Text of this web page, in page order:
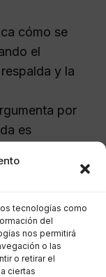
tecnologías como
del
nos permitirá
o las
o retirar el
ciertas
cómo se
el
y la
por
es
Proporciona
de
Aporta
con tus